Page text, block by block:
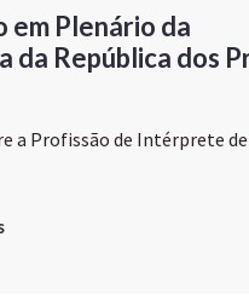
em Plenário da
da República dos
a Profissão de Intérprete de